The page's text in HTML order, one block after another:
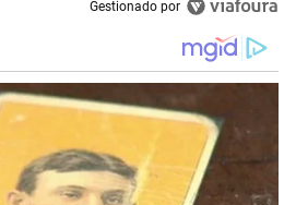
Gestionado por